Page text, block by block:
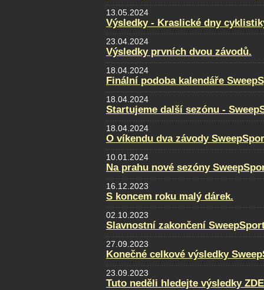
13.05.2024
Výsledky - Kraslické dny
23.04.2024
Výsledky prvních dvou závodů.
18.04.2024
Finální podoba kalendáře
18.04.2024
Startujeme další sezónu -
18.04.2024
O víkendu dva závody
10.01.2024
Na prahu nové sezóny
16.12.2023
S koncem roku malý dárek.
02.10.2023
Slavnostní zakončení
27.09.2023
Konečné celkové výsledky
23.09.2023
Tuto neděli hledejte výsledky